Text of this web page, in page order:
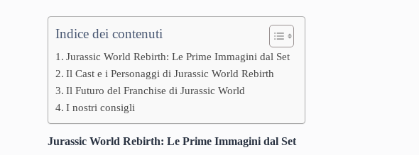
Indice dei contenuti
Jurassic World Rebirth: Le Prime Immagini dal Set
Il Cast e i Personaggi di Jurassic World Rebirth
Il Futuro del Franchise di Jurassic World
I nostri consigli
Jurassic World Rebirth: Le Prime Immagini dal Set